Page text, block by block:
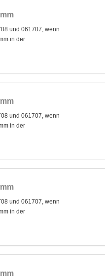
und 061707, wenn
in der
und 061707, wenn
in der
und 061707, wenn
in der